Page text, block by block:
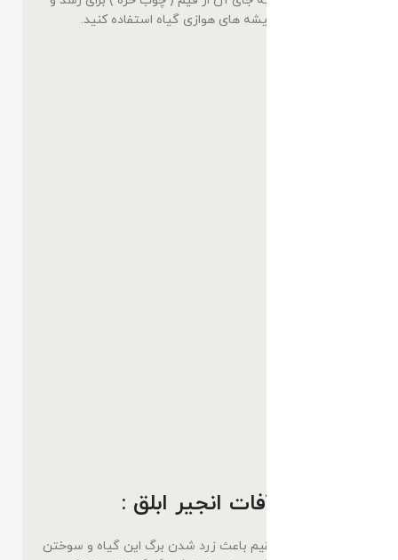
روطوب دهی به ریشه های هوازی گیاه استفاده کنید.
بیماری و آفات انجیر ابلق :
نور شدید و مستقیم باعث زرد شدن برگ این گیاه و سوختن